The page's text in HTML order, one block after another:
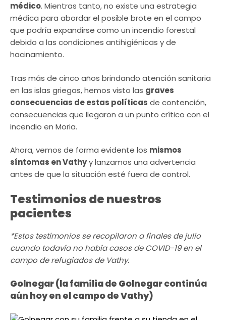
médico. Mientras tanto, no existe una estrategia
médica para abordar el posible brote en el campo
que podría expandirse como un incendio forestal
debido a las condiciones antihigiénicas y de
hacinamiento.
Tras más de cinco años brindando atención sanitaria
en las islas griegas, hemos visto las graves
consecuencias de estas políticas de contención,
consecuencias que llegaron a un punto crítico con el
incendio en Moria.
Ahora, vemos de forma evidente los mismos
síntomas en Vathyy lanzamos una advertencia
antes de que la situación esté fuera de control.
Testimonios de nuestros
pacientes
*Estos testimonios se recopilaron a finales de julio
cuando todavía no había casos de COVID-19 en el
campo de refugiados de Vathy.
Golnegar (la familia de Golnegar continúa
aún hoy en el campo de Vathy)